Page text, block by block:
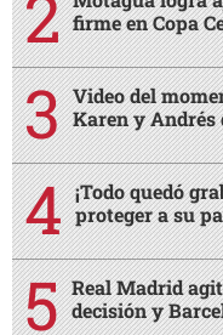
firme en Copa
Video del
Karen y Andrés
¡Todo quedó
proteger a su
Real Madrid
decisión y